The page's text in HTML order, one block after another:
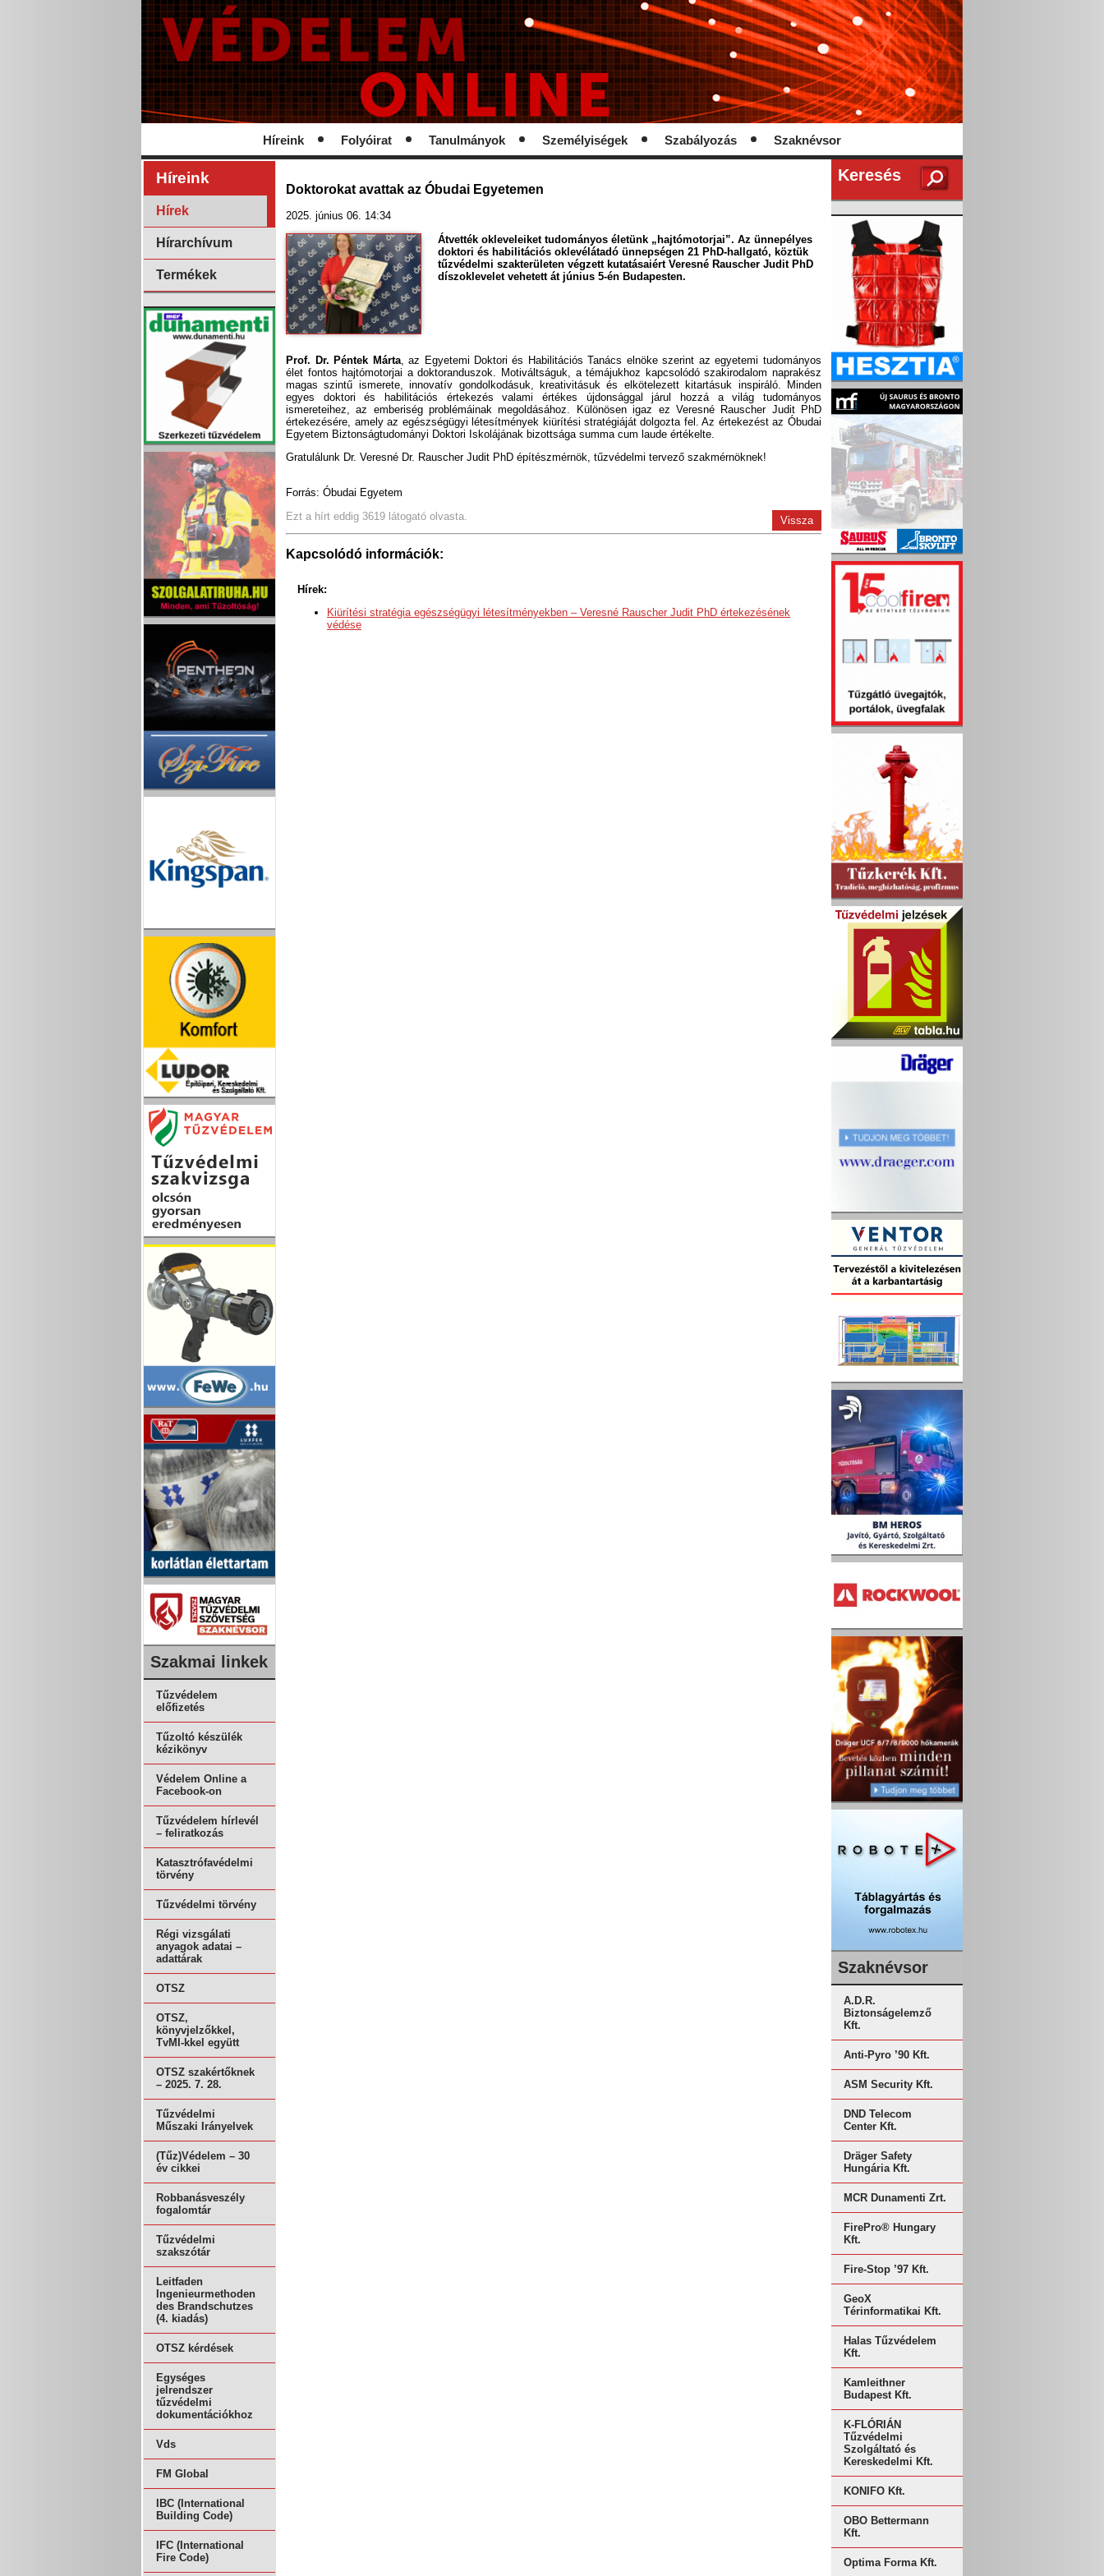
Híreink Folyóirat Tanulmányok Személyiségek Szabályozás Szaknévsor
Híreink
Hírek
Hírarchívum
Termékek
Szakmai linkek
Tűzvédelem
előfizetés
Tűzoltó készülék
kézikönyv
Védelem Online a
Facebook-on
Tűzvédelem hírlevél
– feliratkozás
Katasztrófavédelmi
törvény
Tűzvédelmi törvény
Régi vizsgálati
anyagok adatai –
adattárak
OTSZ
OTSZ,
könyvjelzőkkel,
TvMI-kkel együtt
OTSZ szakértőknek
– 2025. 7. 28.
Tűzvédelmi
Műszaki Irányelvek
(Tűz)Védelem – 30
év cikkei
Robbanásveszély
fogalomtár
Tűzvédelmi
szakszótár
Leitfaden
Ingenieurmethoden
des Brandschutzes
(4. kiadás)
OTSZ kérdések
Egységes
jelrendszer
tűzvédelmi
dokumentációkhoz
Vds
FM Global
IBC (International
Building Code)
IFC (International
Fire Code)
Doktorokat avattak az Óbudai Egyetemen
2025. június 06. 14:34
Átvették okleveleiket tudományos életünk „hajtómotorjai”. Az ünnepélyes
doktori és habilitációs oklevélátadó ünnepségen 21 PhD-hallgató, köztük
tűzvédelmi szakterületen végzett kutatásaiért Veresné Rauscher Judit PhD
díszoklevelet vehetett át június 5-én Budapesten.
Prof. Dr. Péntek Márta, az Egyetemi Doktori és Habilitációs Tanács elnöke szerint az egyetemi tudományos
élet fontos hajtómotorjai a doktoranduszok. Motiváltságuk, a témájukhoz kapcsolódó szakirodalom naprakész
magas szintű ismerete, innovatív gondolkodásuk, kreativitásuk és elkötelezett kitartásuk inspiráló. Minden
egyes doktori és habilitációs értekezés valami értékes újdonsággal járul hozzá a világ tudományos
ismereteihez, az emberiség problémáinak megoldásához. Különösen igaz ez Veresné Rauscher Judit PhD
értekezésére, amely az egészségügyi létesítmények kiürítési stratégiáját dolgozta fel. Az értekezést az Óbudai
Egyetem Biztonságtudományi Doktori Iskolájának bizottsága summa cum laude értékelte.
Gratulálunk Dr. Veresné Dr. Rauscher Judit PhD építészmérnök, tűzvédelmi tervező szakmérnöknek!
Forrás: Óbudai Egyetem
Vissza
Ezt a hírt eddig 3619 látogató olvasta.
Kapcsolódó információk:
Hírek:
Kiürítési stratégia egészségügyi létesítményekben – Veresné Rauscher Judit PhD értekezésének
védése
Keresés
Szaknévsor
A.D.R.
Biztonságelemző
Kft.
Anti-Pyro ’90 Kft.
ASM Security Kft.
DND Telecom
Center Kft.
Dräger Safety
Hungária Kft.
MCR Dunamenti Zrt.
FirePro® Hungary
Kft.
Fire-Stop ’97 Kft.
GeoX
Térinformatikai Kft.
Halas Tűzvédelem
Kft.
Kamleithner
Budapest Kft.
K-FLÓRIÁN
Tűzvédelmi
Szolgáltató és
Kereskedelmi Kft.
KONIFO Kft.
OBO Bettermann
Kft.
Optima Forma Kft.